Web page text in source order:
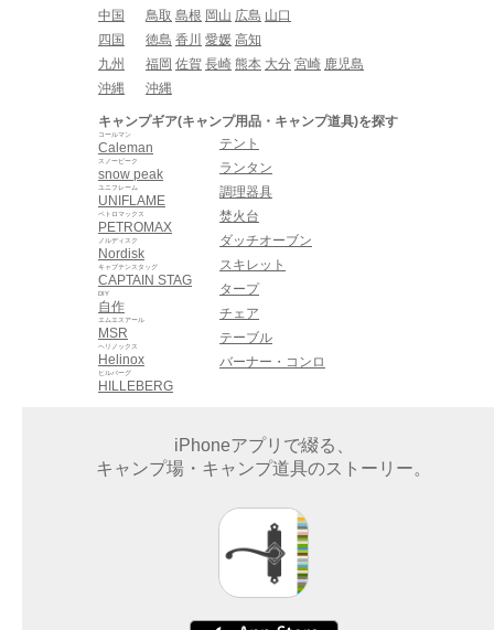
中国
鳥取 島根 岡山 広島 山口
四国
徳島 香川 愛媛 高知
九州
福岡 佐賀 長崎 熊本 大分 宮崎 鹿児島
沖縄
沖縄
キャンプギア(キャンプ用品・キャンプ道具)を探す
Caleman
コールマン
snow peak
スノーピーク
UNIFLAME
ユニフレーム
PETROMAX
ペトロマックス
Nordisk
ノルディスク
CAPTAIN STAG
キャプテンスタッグ
自作
DIY
MSR
エムエスアール
Helinox
ヘリノックス
HILLEBERG
ヒルバーグ
テント
ランタン
調理器具
焚火台
ダッチオーブン
スキレット
タープ
チェア
テーブル
バーナー・コンロ
iPhoneアプリで綴る、
キャンプ場・キャンプ道具のストーリー。